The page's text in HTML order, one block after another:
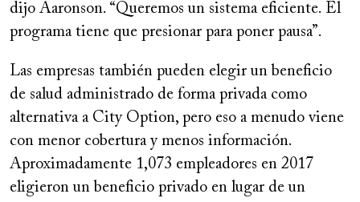
dijo Aaronson. “Queremos un sistema eficiente. El
programa tiene que presionar para poner pausa”.
Las empresas también pueden elegir un beneficio
de salud administrado de forma privada como
alternativa a City Option, pero eso a menudo viene
con menor cobertura y menos información.
Aproximadamente 1,073 empleadores en 2017
eligieron un beneficio privado en lugar de un